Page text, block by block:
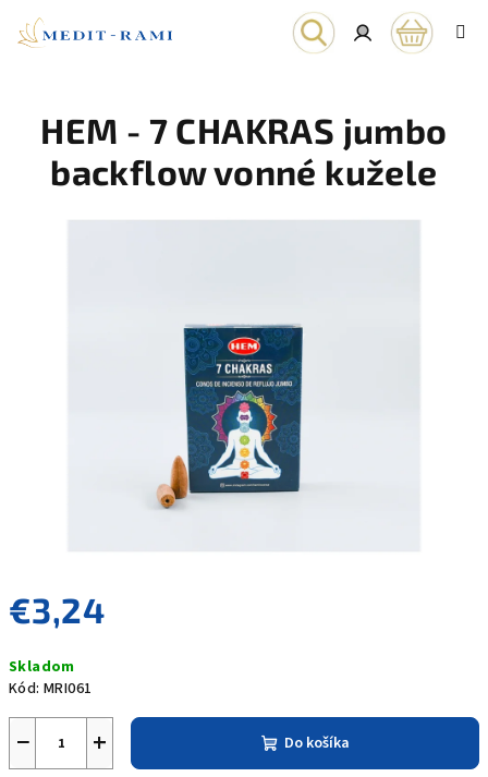
obsah
košík
€3,24
cena:
Skladom
Kód: MRI061
+
− Do košíka
HEM - 7 CHAKRAS jumbo
backflow vonné kužele